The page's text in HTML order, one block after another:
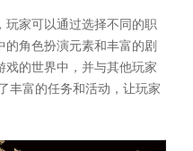
玩家可以通过选择不同的职
角色扮演元素和丰富的剧
戏的世界中，并与其他玩家
丰富的任务和活动，让玩家